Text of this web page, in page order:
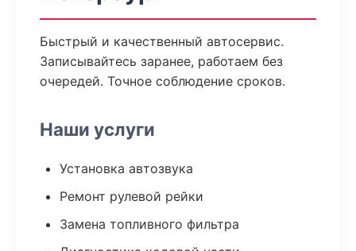
Быстрый и качественный автосервис.
Записывайтесь заранее, работаем без
очередей. Точное соблюдение сроков.
Наши услуги
Установка автозвука
Ремонт рулевой рейки
Замена топливного фильтра